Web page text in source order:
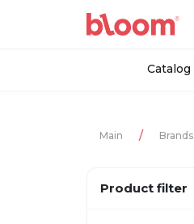
Catalog
Main Brands
Product filter